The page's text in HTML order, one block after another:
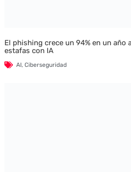
El phishing crece un 94% en un año
estafas con IA
AI, Ciberseguridad